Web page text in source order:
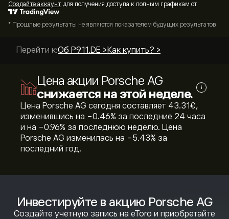
Инвестируйте в акцию Porsche AG
Создайте учетную запись на eToro и приобретайте
Cоздайте аккаунт для получения доступа к полным графикам от
* Прошлые результаты не являются показателем будущих результатов
Перейти к:Об P911.DE > Как купить? >
Цена акции Porsche AG
снижается на этой неделе.
i
Цена Porsche AG сегодня составляет 43.31‎€‎,
изменившись на ‎-0.46‎% за последние 24 часа
и на ‎-0.96‎% за последнюю неделю. Цена
Porsche AG изменилась на ‎-5.43‎% за
последний год.